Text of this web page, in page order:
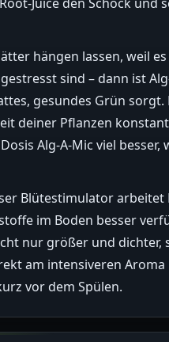
hängen lassen, weil es
sind – dann ist
gesundes Grün sorgt.
deiner Pflanzen
Alg-A-Mic viel besser,
Blütestimulator arbeitet
im Boden besser
nur größer und dichter,
am intensiveren
vor dem Spülen.